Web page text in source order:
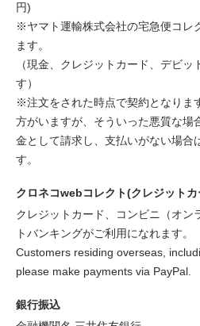
円)
※ヤマト運輸株式会社の宅急便コレ
ます。
（現金、クレジットカード、デビッ
す）
※注文をされた時点で契約となりま
方がいますが、そういった悪質な場
金として請求し、支払いがない場合
す。
クロネコwebコレクト(クレジット
クレジットカード、コンビニ（オン
トバンキングがご利用になれます。
Customers residing overseas,
please make payments via PayPal.
銀行振込